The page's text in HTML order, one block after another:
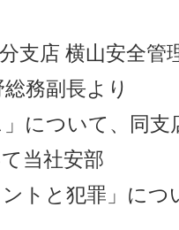
支店 横山安全管
務副長より
」について、同
当社安部
トと犯罪」につ